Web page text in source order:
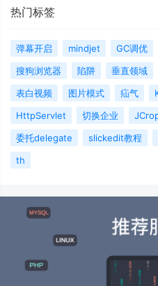
热门标签
弹幕开启 mindjet GC调优
搜狗浏览器
陷阱 垂直领域
表白视频
图片模式 疝气
HttpServlet
切换企业
委托delegate
slickedit教程
th